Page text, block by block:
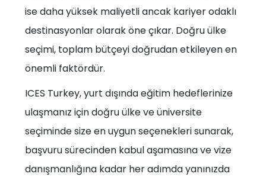
ise daha yüksek maliyetli ancak kariyer odaklı
destinasyonlar olarak öne çıkar. Doğru ülke
seçimi, toplam bütçeyi doğrudan etkileyen en
önemli faktördür.
ICES Turkey, yurt dışında eğitim hedeflerinize
ulaşmanız için doğru ülke ve üniversite
seçiminde size en uygun seçenekleri sunarak,
başvuru sürecinden kabul aşamasına ve vize
danışmanlığına kadar her adımda yanınızda